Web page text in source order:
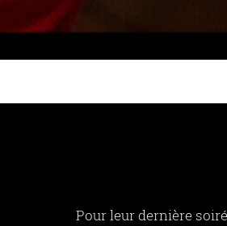
Pour leur dernière